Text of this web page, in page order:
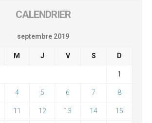
CALENDRIER
septembre 2019
M J V S D
1
4 5 6 7 8
11 12 13 14 15